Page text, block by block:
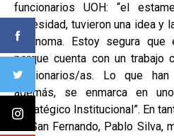
funcionarios UOH: “el
necesidad, tuvieron una idea y
autónoma. Estoy segura
porque cuenta con un trabajo
funcionarios/as. Lo que
además, se enmarca en
Estratégico Institucional”. En
de San Fernando, Pablo